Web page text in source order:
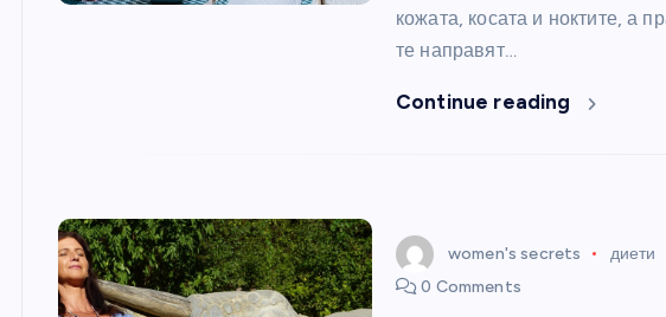
кожата, косата и ноктите, а
те направят…
Continue reading
women's secrets диети
0 Comments